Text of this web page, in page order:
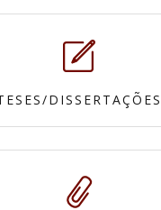
DISSERTAÇÕES